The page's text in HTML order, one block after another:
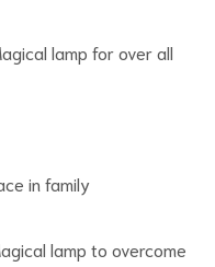
lamp for over all
in family
lamp to overcome